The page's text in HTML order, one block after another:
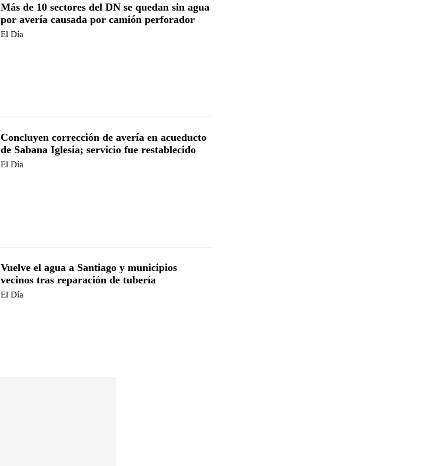
Más de 10 sectores del DN se quedan sin agua
por avería causada por camión perforador
El Día
Concluyen corrección de avería en acueducto
de Sabana Iglesia; servicio fue restablecido
El Día
Vuelve el agua a Santiago y municipios
vecinos tras reparación de tubería
El Día